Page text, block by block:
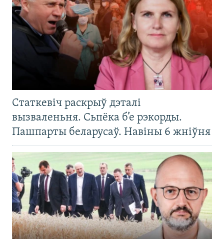
Статкевіч раскрыў дэталі
вызваленьня. Сьпёка б’е рэкорды.
Пашпарты беларусаў. Навіны 6 жніўня